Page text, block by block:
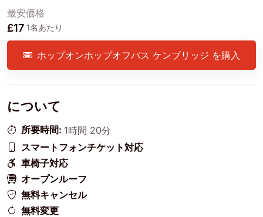
最安価格
£17 1名あたり
ホップオンホップオフバス ケンブリッジ を購入
について
所要時間: 1時間 20分
スマートフォンチケット対応
車椅子対応
オープンルーフ
無料キャンセル
無料変更